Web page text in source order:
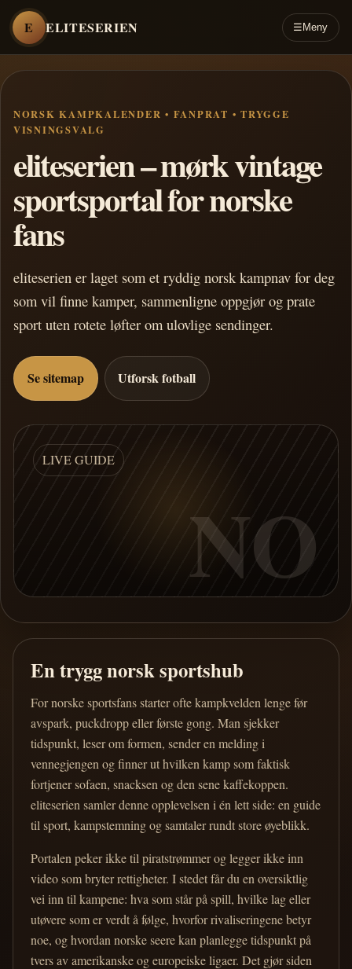
E ELITESERIEN ☰ Meny
NORSK KAMPKALENDER • FANPRAT • TRYGGE
VISNINGSVALG
eliteserien – mørk vintage
sportsportal for norske
fans
eliteserien er laget som et ryddig norsk kampnav for deg
som vil finne kamper, sammenligne oppgjør og prate
sport uten rotete løfter om ulovlige sendinger.
Se sitemap Utforsk fotball
LIVE GUIDE
NO
En trygg norsk sportshub
For norske sportsfans starter ofte kampkvelden lenge før
avspark, puckdropp eller første gong. Man sjekker
tidspunkt, leser om formen, sender en melding i
vennegjengen og finner ut hvilken kamp som faktisk
fortjener sofaen, snacksen og den sene kaffekoppen.
eliteserien samler denne opplevelsen i én lett side: en guide
til sport, kampstemning og samtaler rundt store øyeblikk.
Portalen peker ikke til piratstrømmer og legger ikke inn
video som bryter rettigheter. I stedet får du en oversiktlig
vei inn til kampene: hva som står på spill, hvilke lag eller
utøvere som er verdt å følge, hvorfor rivaliseringene betyr
noe, og hvordan norske seere kan planlegge tidspunkt på
tvers av amerikanske og europeiske ligaer. Det gjør siden